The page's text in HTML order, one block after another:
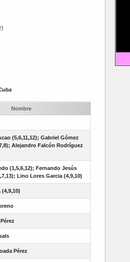
Nombre
(5,6,11,12); Gabriel Gómez
Alejandro Falcón Rodríguez
(1,5,6,12); Fernando Jesús
Lino Lores Garcia (4,9,10)
Pérez